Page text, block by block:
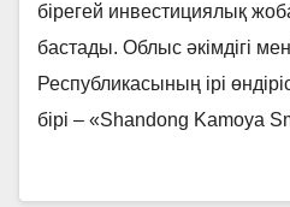
бірегей инвестициялық
бастады. Облыс әкімдігі
Республикасының ірі
бірі – «Shandong Kamoya